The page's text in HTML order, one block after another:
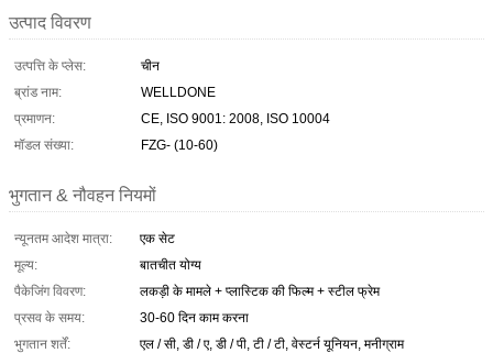
उत्पाद विवरण
उत्पत्ति के प्लेस:
चीन
ब्रांड नाम:
WELLDONE
प्रमाणन:
CE, ISO 9001: 2008, ISO 10004
मॉडल संख्या:
FZG- (10-60)
भुगतान & नौवहन नियमों
न्यूनतम आदेश मात्रा:
एक सेट
मूल्य:
बातचीत योग्य
पैकेजिंग विवरण:
लकड़ी के मामले + प्लास्टिक की फिल्म + स्टील फ्रेम
प्रसव के समय:
30-60 दिन काम करना
भुगतान शर्तें:
एल / सी, डी / ए, डी / पी, टी / टी, वेस्टर्न यूनियन, मनीग्राम